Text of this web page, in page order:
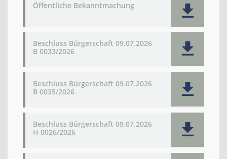
Öffentliche Bekanntmachung
Beschluss Bürgerschaft 09.07.2026
B 0033/2026
Beschluss Bürgerschaft 09.07.2026
B 0035/2026
Beschluss Bürgerschaft 09.07.2026
H 0026/2026